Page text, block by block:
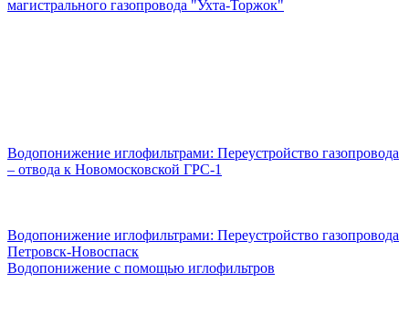
магистрального газопровода "Ухта-Торжок"
Водопонижение иглофильтрами: Переустройство газопровода
– отвода к Новомосковской ГРС-1
Водопонижение иглофильтрами: Переустройство газопровода
Петровск-Новоспаск
Водопонижение с помощью иглофильтров